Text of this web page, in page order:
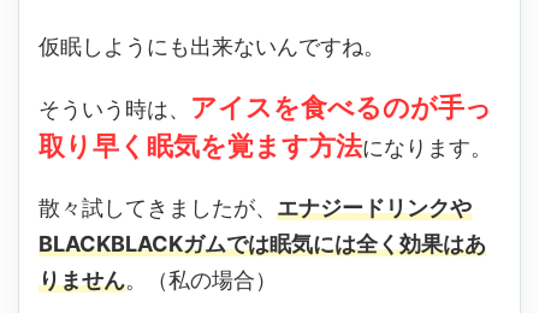
仮眠しようにも出来ないんですね。
そういう時は、 アイスを食べるのが手っ
取り早く眠気を覚ます方法になります。
散々試してきましたが、 エナジードリンクや
BLACKBLACKガムでは眠気には全く効果はあ
りません。（私の場合）